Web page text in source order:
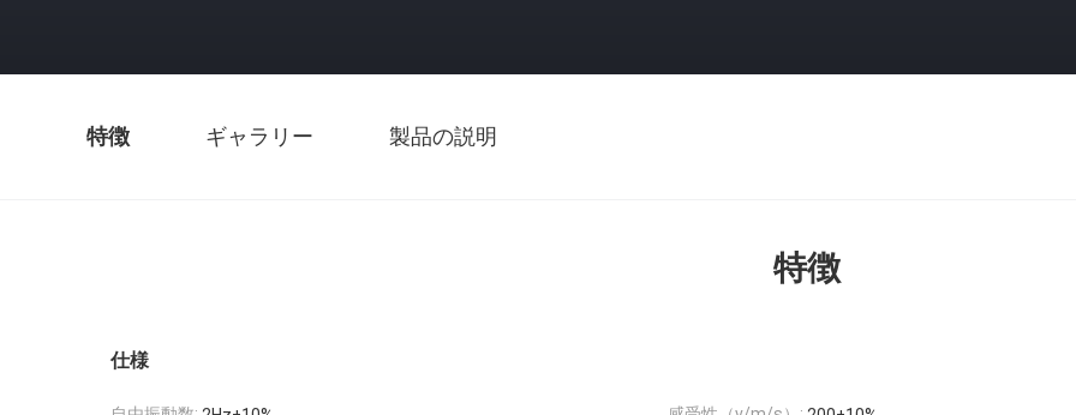
特徴 ギャラリー 製品の説明
特徴
仕様